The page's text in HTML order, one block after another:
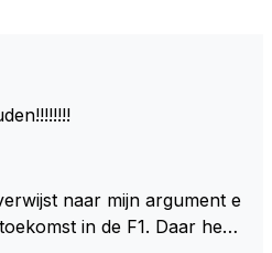
naar mijn argument e
in de F1. Daar heeft